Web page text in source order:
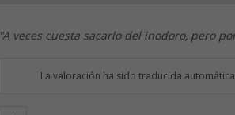
"A veces cuesta sacarlo del inodoro, pero
La valoración ha sido traducida